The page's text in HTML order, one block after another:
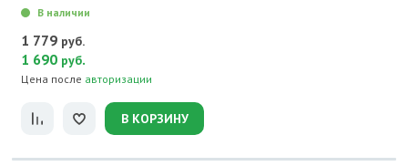
В наличии
1 779 руб.
1 690 руб.
Цена после авторизации
В КОРЗИНУ